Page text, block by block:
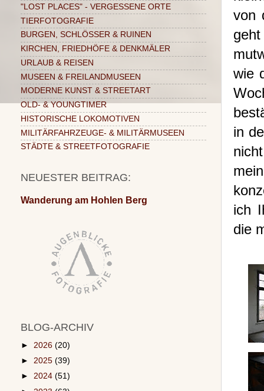
von
wie
in
ich
die
"LOST PLACES" - VERGESSENE ORTE
TIERFOTOGRAFIE
BURGEN, SCHLÖSSER & RUINEN
KIRCHEN, FRIEDHÖFE & DENKMÄLER
URLAUB & REISEN
MUSEEN & FREILANDMUSEEN
MODERNE KUNST & STREETART
OLD- & YOUNGTIMER
HISTORISCHE LOKOMOTIVEN
MILITÄRFAHRZEUGE- & MILITÄRMUSEEN
STÄDTE & STREETFOTOGRAFIE
NEUESTER BEITRAG:
Wanderung am Hohlen Berg
BLOG-ARCHIV
► 2026 (20)
► 2025 (39)
► 2024 (51)